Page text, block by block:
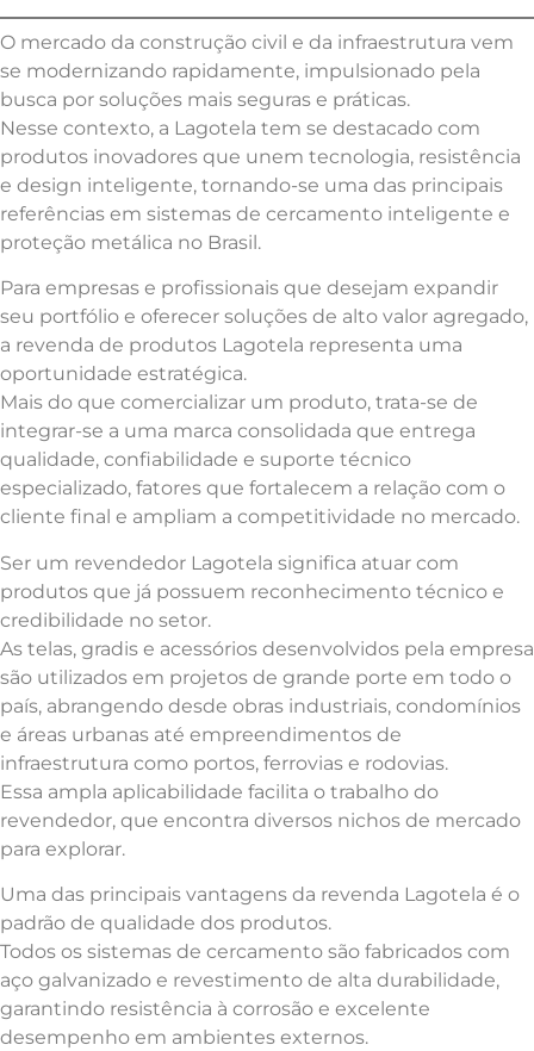
O mercado da construção civil e da infraestrutura vem
se modernizando rapidamente, impulsionado pela
busca por soluções mais seguras e práticas.
Nesse contexto, a Lagotela tem se destacado com
produtos inovadores que unem tecnologia, resistência
e design inteligente, tornando-se uma das principais
referências em sistemas de cercamento inteligente e
proteção metálica no Brasil.
Para empresas e profissionais que desejam expandir
seu portfólio e oferecer soluções de alto valor agregado,
a revenda de produtos Lagotela representa uma
oportunidade estratégica.
Mais do que comercializar um produto, trata-se de
integrar-se a uma marca consolidada que entrega
qualidade, confiabilidade e suporte técnico
especializado, fatores que fortalecem a relação com o
cliente final e ampliam a competitividade no mercado.
Ser um revendedor Lagotela significa atuar com
produtos que já possuem reconhecimento técnico e
credibilidade no setor.
As telas, gradis e acessórios desenvolvidos pela empresa
são utilizados em projetos de grande porte em todo o
país, abrangendo desde obras industriais, condomínios
e áreas urbanas até empreendimentos de
infraestrutura como portos, ferrovias e rodovias.
Essa ampla aplicabilidade facilita o trabalho do
revendedor, que encontra diversos nichos de mercado
para explorar.
Uma das principais vantagens da revenda Lagotela é o
padrão de qualidade dos produtos.
Todos os sistemas de cercamento são fabricados com
aço galvanizado e revestimento de alta durabilidade,
garantindo resistência à corrosão e excelente
desempenho em ambientes externos.